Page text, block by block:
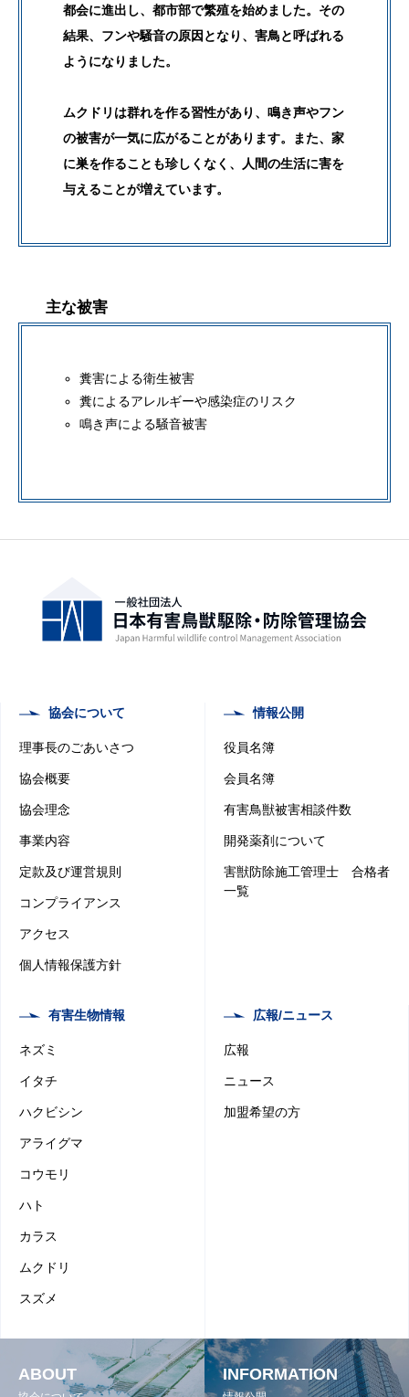
都会に進出し、都市部で繁殖を始めました。その
結果、フンや騒音の原因となり、害鳥と呼ばれる
ようになりました。
ムクドリは群れを作る習性があり、鳴き声やフン
の被害が一気に広がることがあります。また、家
に巣を作ることも珍しくなく、人間の生活に害を
与えることが増えています。
主な被害
糞害による衛生被害
糞によるアレルギーや感染症のリスク
鳴き声による騒音被害
協会について
理事長のごあいさつ
協会概要
協会理念
事業内容
定款及び運営規則
コンプライアンス
アクセス
個人情報保護方針
情報公開
役員名簿
会員名簿
有害鳥獣被害相談件数
開発薬剤について
害獣防除施工管理士 合格者
一覧
有害生物情報
ネズミ
イタチ
ハクビシン
アライグマ
コウモリ
ハト
カラス
ムクドリ
スズメ
広報/ニュース
広報
ニュース
加盟希望の方
ABOUT INFORMATION